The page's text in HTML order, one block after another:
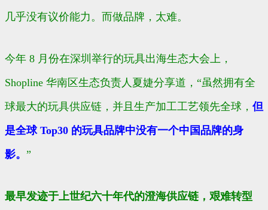
几乎没有议价能力。而做品牌，太难。
今年 8 月份在深圳举行的玩具出海生态大会上，
Shopline 华南区生态负责人夏婕分享道，“虽然拥有全
球最大的玩具供应链，并且生产加工工艺领先全球， 但
是全球 Top30 的玩具品牌中没有一个中国品牌的身
影。 ”
最早发迹于上世纪六十年代的澄海供应链，艰难转型